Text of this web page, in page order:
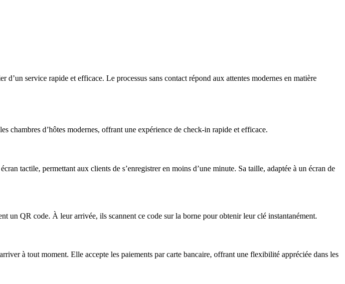
service rapide et efficace. Le processus sans contact répond aux attentes modernes en matière
chambres d’hôtes modernes, offrant une expérience de check-in rapide et efficace.
tactile, permettant aux clients de s’enregistrer en moins d’une minute. Sa taille, adaptée à un écran de
QR code. À leur arrivée, ils scannent ce code sur la borne pour obtenir leur clé instantanément.
à tout moment. Elle accepte les paiements par carte bancaire, offrant une flexibilité appréciée dans les